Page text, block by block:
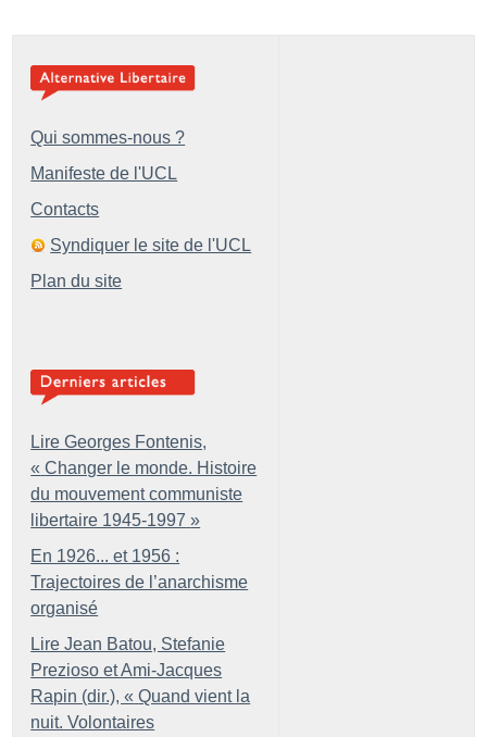
Qui sommes-nous ?
Manifeste de l'UCL
Contacts
Syndiquer le site de l'UCL
Plan du site
Lire Georges Fontenis,
« Changer le monde. Histoire
du mouvement communiste
libertaire 1945-1997 »
En 1926... et 1956 :
Trajectoires de l’anarchisme
organisé
Lire Jean Batou, Stefanie
Prezioso et Ami-Jacques
Rapin (dir.), « Quand vient la
nuit. Volontaires